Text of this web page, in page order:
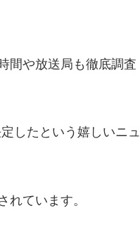
間や放送局も徹底調査
したという嬉しいニ
れています。